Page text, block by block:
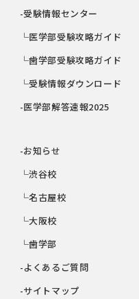
-受験情報センター
└医学部受験攻略ガイド
└歯学部受験攻略ガイド
└受験情報ダウンロード
-医学部解答速報2025
-お知らせ
└渋谷校
└名古屋校
└大阪校
└歯学部
-よくあるご質問
-サイトマップ